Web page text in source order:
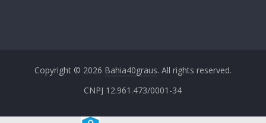
Copyright © 2026 Bahia40graus. All rights reserved.
CNPJ 12.961.473/0001-34